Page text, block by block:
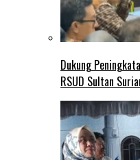
Dukung
RSUD Sultan